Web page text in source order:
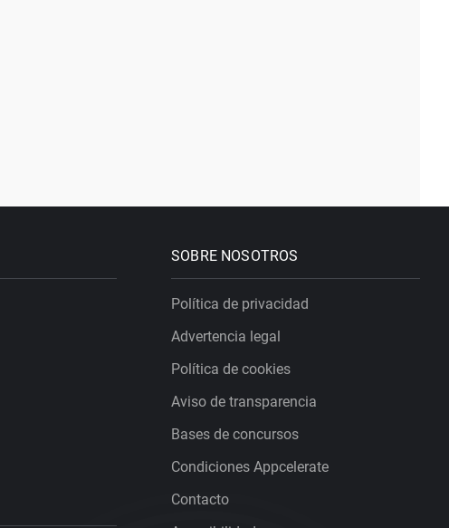
SOBRE NOSOTROS
Política de privacidad
Advertencia legal
Política de cookies
Aviso de transparencia
Bases de concursos
Condiciones Appcelerate
Contacto